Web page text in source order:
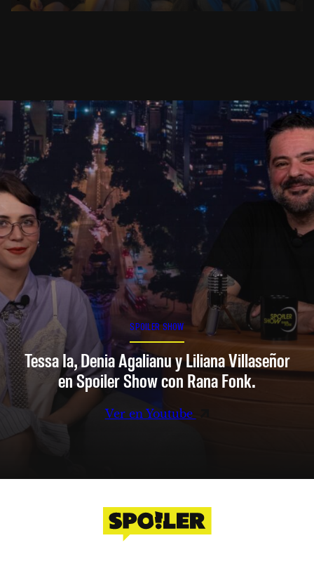
SPOILER SHOW
Tessa Ia, Denia Agalianu y Liliana Villaseñor
en Spoiler Show con Rana Fonk.
Ver en Youtube